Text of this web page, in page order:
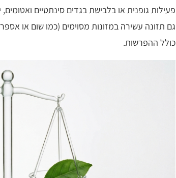
פעילות גופנית או בלבישת בגדים סינתטיים
גם תזונה עשירה במזונות מסוימים (כמו שום או
כולל ההפרשות.